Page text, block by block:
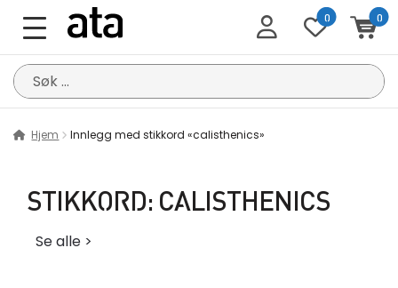
0 0
Søk
etter:
Hjem Innlegg med stikkord «calisthenics»
STIKKORD: CALISTHENICS
Se alle >